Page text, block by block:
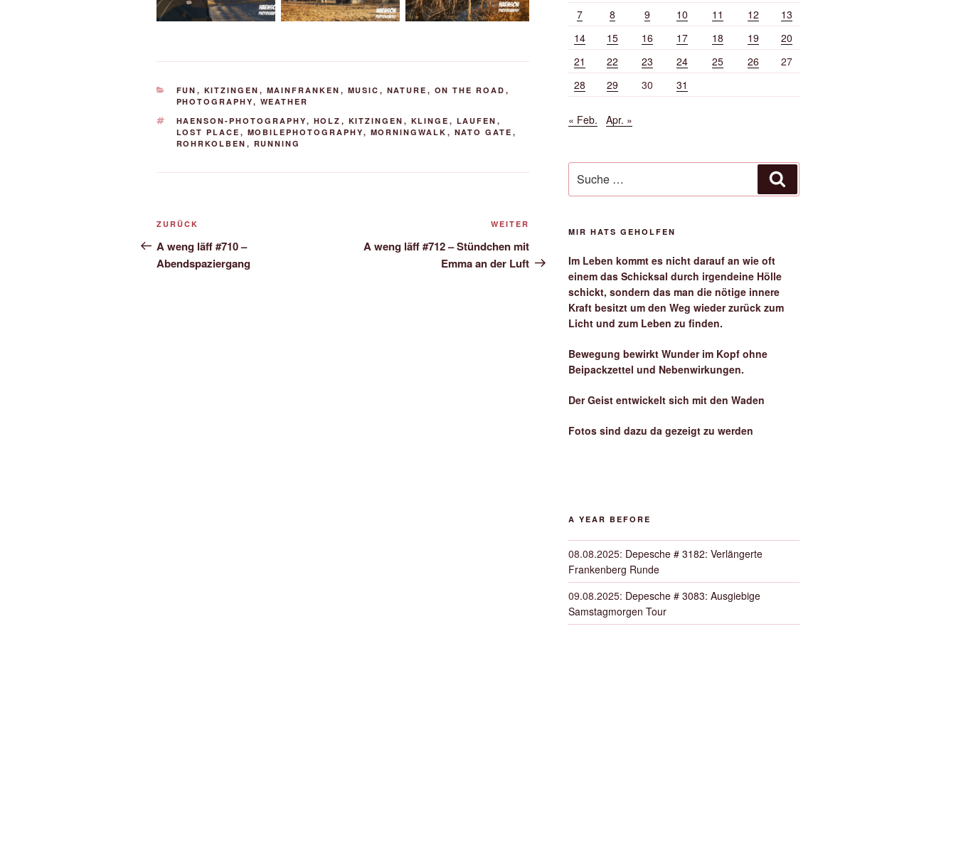
KATEGORIEN
FUN , KITZINGEN , MAINFRANKEN , MUSIC , NATURE , ON THE ROAD ,
PHOTOGRAPHY, WEATHER
SCHLAGWÖRTER
HAENSON-PHOTOGRAPHY, HOLZ , KITZINGEN , KLINGE , LAUFEN ,
LOST PLACE , MOBILEPHOTOGRAPHY, MORNINGWALK , NATO GATE ,
ROHRKOLBEN , RUNNING
Beitrags-
Navigation
Vorheriger
Beitrag
ZURÜCK
A weng läff #710 –
Abendspaziergang
Nächster
Beitrag
WEITER
A weng läff #712 – Stündchen mit
Emma an der Luft
7
8 9 10 11 12
13
14
15 16 17 18 19
20
21
22 23 24 25 26
27
28
29 30 31
« Feb. Apr. »
nach:
MIR HATS GEHOLFEN
Im Leben kommt es nicht darauf an wie oft
einem das Schicksal durch irgendeine Hölle
schickt, sondern das man die nötige innere
Kraft besitzt um den Weg wieder zurück zum
Licht und zum Leben zu finden.
Bewegung bewirkt Wunder im Kopf ohne
Beipackzettel und Nebenwirkungen.
Der Geist entwickelt sich mit den Waden
Fotos sind dazu da gezeigt zu werden
A YEAR BEFORE
08.08.2025: Depesche # 3182: Verlängerte
Frankenberg Runde
09.08.2025: Depesche # 3083: Ausgiebige
Samstagmorgen Tour